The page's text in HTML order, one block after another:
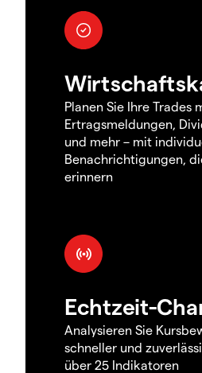
Planen Sie Ihre Trades
Ertragsmeldungen,
und mehr – mit
Benachrichtigungen,
erinnern
Echtzeit-
Analysieren Sie
schneller und
über 25 Indikatoren